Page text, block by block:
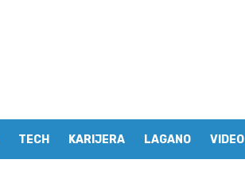
TECH KARIJERA LAGANO VIDEO